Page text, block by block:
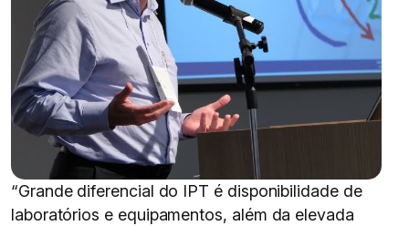
“Grande diferencial do IPT é disponibilidade de
laboratórios e equipamentos, além da elevada